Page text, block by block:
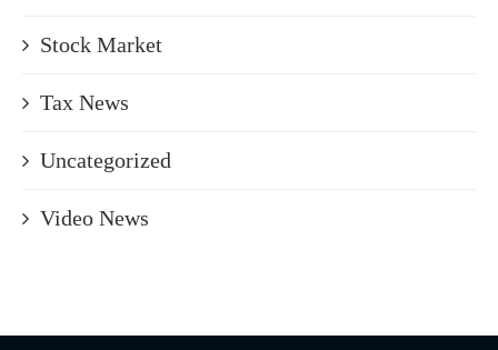
Stock Market
Tax News
Uncategorized
Video News